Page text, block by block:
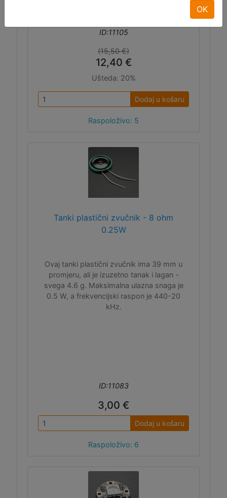
ID:11105
(15,50 €)
12,40 €
Ušteda: 20%
Dodaj u košaru
Raspoloživo: 5
Tanki plastični zvučnik - 8 ohm
0.25W
Ovaj tanki plastični zvučnik ima 39 mm u
promjeru, ali je izuzetno tanak i lagan -
svega 4.6 g. Maksimalna ulazna snaga je
0.5 W, a frekvencijski raspon je 440-20
kHz.
ID:11083
3,00 €
Dodaj u košaru
Raspoloživo: 6
OK